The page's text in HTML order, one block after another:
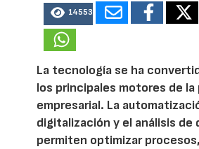
14553
La tecnología se ha
los principales motores de
empresarial. La
digitalización y el análisis de
permiten optimizar